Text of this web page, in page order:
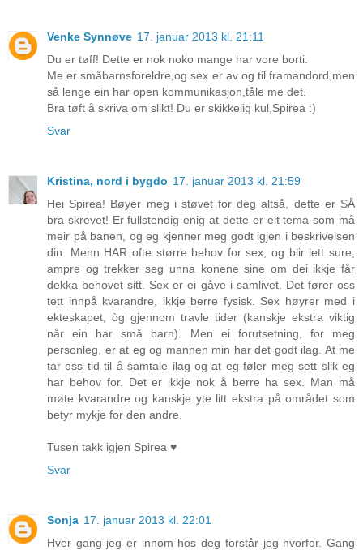
Venke Synnøve 17. januar 2013 kl. 21:11
Du er tøff! Dette er nok noko mange har vore borti.
Me er småbarnsforeldre,og sex er av og til framandord,men
så lenge ein har open kommunikasjon,tåle me det.
Bra tøft å skriva om slikt! Du er skikkelig kul,Spirea :)
Svar
Kristina, nord i bygdo 17. januar 2013 kl. 21:59
Hei Spirea! Bøyer meg i støvet for deg altså, dette er SÅ
bra skrevet! Er fullstendig enig at dette er eit tema som må
meir på banen, og eg kjenner meg godt igjen i beskrivelsen
din. Menn HAR ofte større behov for sex, og blir lett sure,
ampre og trekker seg unna konene sine om dei ikkje får
dekka behovet sitt. Sex er ei gåve i samlivet. Det fører oss
tett innpå kvarandre, ikkje berre fysisk. Sex høyrer med i
ekteskapet, òg gjennom travle tider (kanskje ekstra viktig
når ein har små barn). Men ei forutsetning, for meg
personleg, er at eg og mannen min har det godt ilag. At me
tar oss tid til å samtale ilag og at eg føler meg sett slik eg
har behov for. Det er ikkje nok å berre ha sex. Man må
møte kvarandre og kanskje yte litt ekstra på området som
betyr mykje for den andre.
Tusen takk igjen Spirea ♥
Svar
Sonja 17. januar 2013 kl. 22:01
Hver gang jeg er innom hos deg forstår jeg hvorfor. Gang